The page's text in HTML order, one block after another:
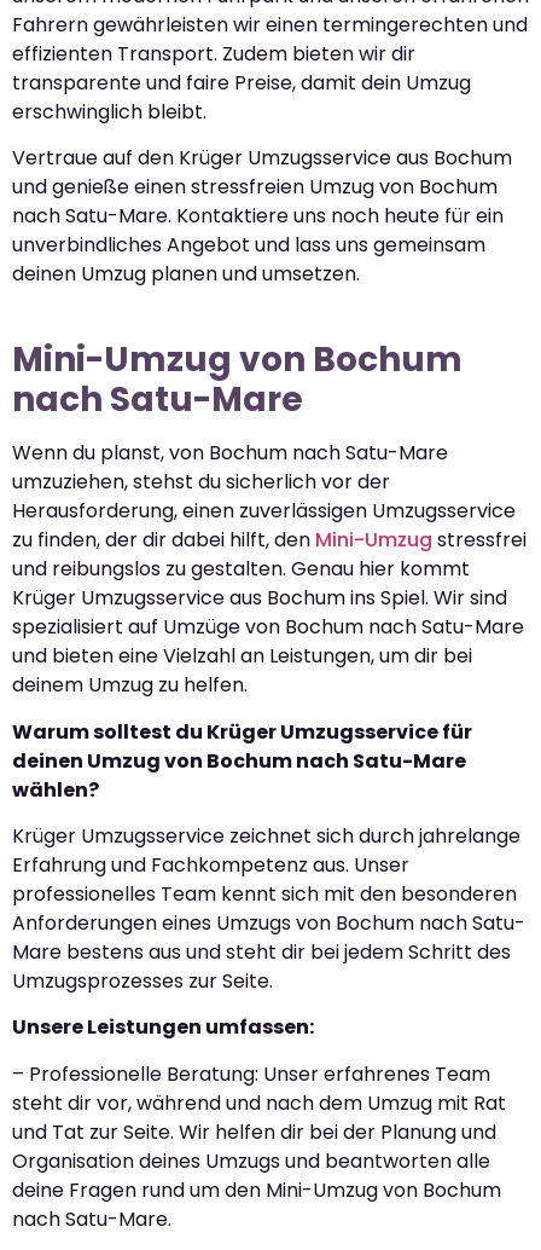
Fahrern gewährleisten wir einen termingerechten und
effizienten Transport. Zudem bieten wir dir
transparente und faire Preise, damit dein Umzug
erschwinglich bleibt.
Vertraue auf den Krüger Umzugsservice aus Bochum
und genieße einen stressfreien Umzug von Bochum
nach Satu-Mare. Kontaktiere uns noch heute für ein
unverbindliches Angebot und lass uns gemeinsam
deinen Umzug planen und umsetzen.
Mini-Umzug von Bochum
nach Satu-Mare
Wenn du planst, von Bochum nach Satu-Mare
umzuziehen, stehst du sicherlich vor der
Herausforderung, einen zuverlässigen Umzugsservice
zu finden, der dir dabei hilft, den Mini-Umzug stressfrei
und reibungslos zu gestalten. Genau hier kommt
Krüger Umzugsservice aus Bochum ins Spiel. Wir sind
spezialisiert auf Umzüge von Bochum nach Satu-Mare
und bieten eine Vielzahl an Leistungen, um dir bei
deinem Umzug zu helfen.
Warum solltest du Krüger Umzugsservice für
deinen Umzug von Bochum nach Satu-Mare
wählen?
Krüger Umzugsservice zeichnet sich durch jahrelange
Erfahrung und Fachkompetenz aus. Unser
professionelles Team kennt sich mit den besonderen
Anforderungen eines Umzugs von Bochum nach Satu-
Mare bestens aus und steht dir bei jedem Schritt des
Umzugsprozesses zur Seite.
Unsere Leistungen umfassen:
– Professionelle Beratung: Unser erfahrenes Team
steht dir vor, während und nach dem Umzug mit Rat
und Tat zur Seite. Wir helfen dir bei der Planung und
Organisation deines Umzugs und beantworten alle
deine Fragen rund um den Mini-Umzug von Bochum
nach Satu-Mare.